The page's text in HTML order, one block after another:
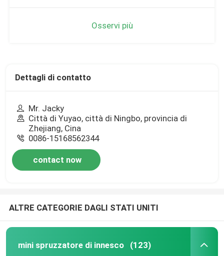
Osservi più
Dettagli di contatto
Mr. Jacky
Città di Yuyao, città di Ningbo, provincia di
Zhejiang, Cina
0086-15168562344
contact now
ALTRE CATEGORIE DAGLI STATI UNITI
mini spruzzatore di innesco (123)